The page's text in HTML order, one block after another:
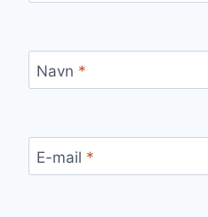
Navn *
E-mail *